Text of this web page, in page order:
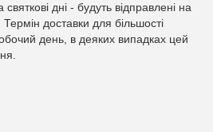
святкові дні - будуть відправлені на
доставки для більшості
день, в деяких випадках цей